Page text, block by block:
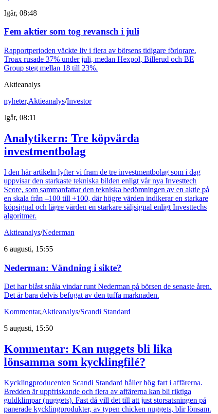
Igår, 08:48
Fem aktier som tog revansch i juli
Rapportperioden väckte liv i flera av börsens tidigare förlorare.
Troax rusade 37% under juli, medan Hexpol, Billerud och BE
Group steg mellan 18 till 23%.
Aktieanalys
nyheter,Aktieanalys/Investor
Igår, 08:11
Analytikern: Tre köpvärda
investmentbolag
I den här artikeln lyfter vi fram de tre investmentbolag som i dag
uppvisar den starkaste tekniska bilden enligt vår nya Investtech
Score, som sammanfattar den tekniska bedömningen av en aktie på
en skala från –100 till +100, där högre värden indikerar en starkare
köpsignal och lägre värden en starkare säljsignal enligt Investtechs
algoritmer.
Aktieanalys/Nederman
6 augusti, 15:55
Nederman: Vändning i sikte?
Det har blåst snåla vindar runt Nederman på börsen de senaste åren.
Det är bara delvis befogat av den tuffa marknaden.
Kommentar,Aktieanalys/Scandi Standard
5 augusti, 15:50
Kommentar: Kan nuggets bli lika
lönsamma som kycklingfilé?
Kycklingproducenten Scandi Standard håller hög fart i affärerna.
Bredden är uppfriskande och flera av affärerna kan bli riktiga
guldklimpar (nuggets). Fast då vill det till att just storsatsningen på
panerade kycklingprodukter, av typen chicken nuggets, blir lönsam.